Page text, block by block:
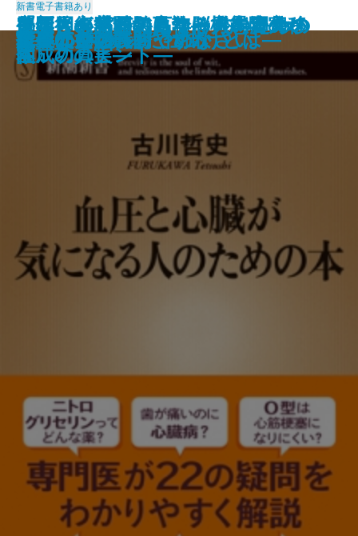
新聞社崩壊
脳は回復する―高次脳機能障害か
らの脱出―
団塊絶壁
外国人が熱狂するクールな田舎の
作り方
笑劇の人生
医者の逆説
日本を蝕む「極論」の正体
日本人と象徴天皇
「ポスト宮崎駿」論―日本アニメ
の天才たち―
考える障害者
新書電子書籍あり
血圧と心臓が気になる人のための
本
遺言。
たべたいの
軍事のリアル
「新しき村」の百年―〈愚者の
園〉の真実―
料理は女の義務ですか
人生の持ち時間
定年後の楽園の見つけ方―海外移
住成功のヒント―
能―650年続いた仕掛けとは―
投資なんか、おやめなさい